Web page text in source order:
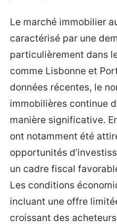
Le marché immobilier
caractérisé par une
particulièrement dans
comme Lisbonne et
données récentes, le
immobilières continue
manière significative.
ont notamment été
opportunités
un cadre fiscal
Les conditions
incluant une offre
croissant des